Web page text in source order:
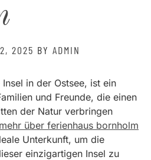
2025 BY ADMIN
in der Ostsee, ist ein
und Freunde, die einen
der Natur verbringen
über ferienhaus bornholm
Unterkunft, um die
einzigartigen Insel zu